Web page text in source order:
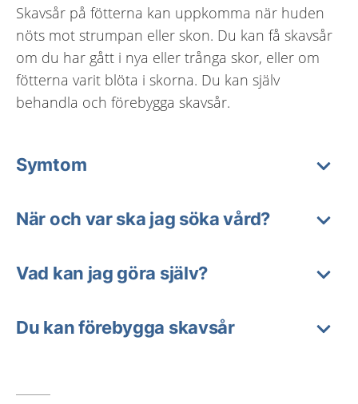
Skavsår på fötterna kan uppkomma när huden
nöts mot strumpan eller skon. Du kan få skavsår
om du har gått i nya eller trånga skor, eller om
fötterna varit blöta i skorna. Du kan själv
behandla och förebygga skavsår.
Symtom
När och var ska jag söka vård?
Vad kan jag göra själv?
Du kan förebygga skavsår